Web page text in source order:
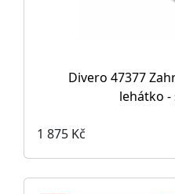
Divero 47377
lehátko -
1 875 Kč